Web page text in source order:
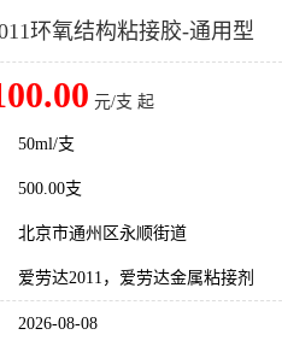
环氧结构粘接胶-通用型
元/支 起
50ml/支
500.00支
北京市通州区永顺街道
爱劳达2011，爱劳达金属粘接剂
2026-08-08